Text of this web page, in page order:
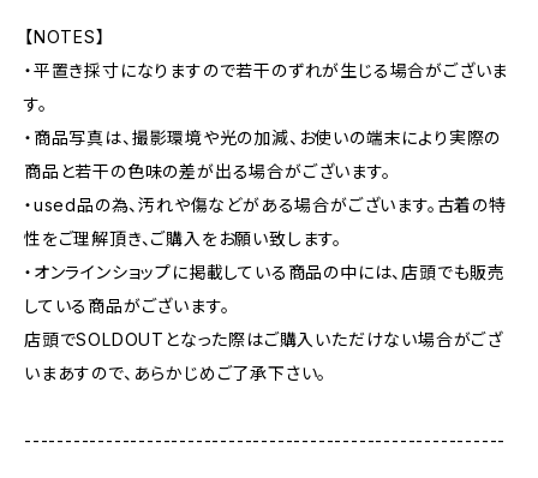
【NOTES】
・平置き採寸になりますので若干のずれが生じる場合がございま
す。
・商品写真は、撮影環境や光の加減、お使いの端末により実際の
商品と若干の色味の差が出る場合がございます。
・used品の為、汚れや傷などがある場合がございます。古着の特
性をご理解頂き、ご購入をお願い致します。
・オンラインショップに掲載している商品の中には、店頭でも販売
している商品がございます。
店頭でSOLDOUTとなった際はご購入いただけない場合がござ
いまあすので、あらかじめご了承下さい。
-----------------------------------------------------------